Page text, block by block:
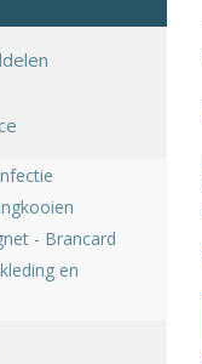
- Brancard
en